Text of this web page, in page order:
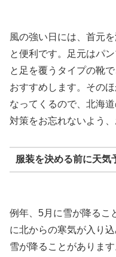
風の強い日には、首元
と便利です。足元はパ
と足を覆うタイプの靴
おすすめします。その
なってくるので、北海
対策をお忘れないよう、
服装を決める前に天気
例年、5月に雪が降るこ
に北からの寒気が入り
雪が降ることがありま